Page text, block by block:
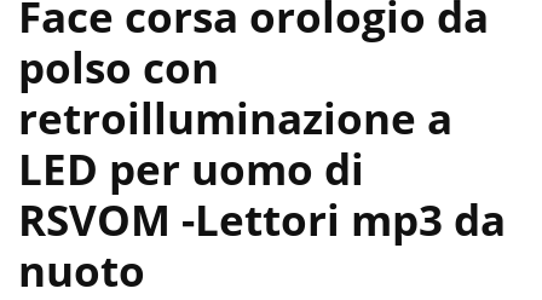
Face corsa orologio da
polso con
retroilluminazione a
LED per uomo di
RSVOM -Lettori mp3 da
nuoto